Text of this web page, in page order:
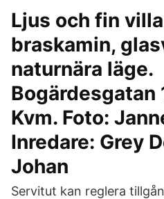
Ljus och fin
braskamin,
naturnära läge.
Bogärdesgatan
Kvm. Foto:
Inredare: Grey
Johan
Servitut kan reglera